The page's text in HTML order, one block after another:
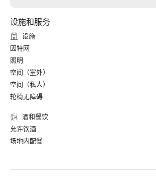
设施和服务
设施
因特网
照明
空间（室外）
空间（私人）
轮椅无障碍
酒和餐饮
允许饮酒
场地内配餐